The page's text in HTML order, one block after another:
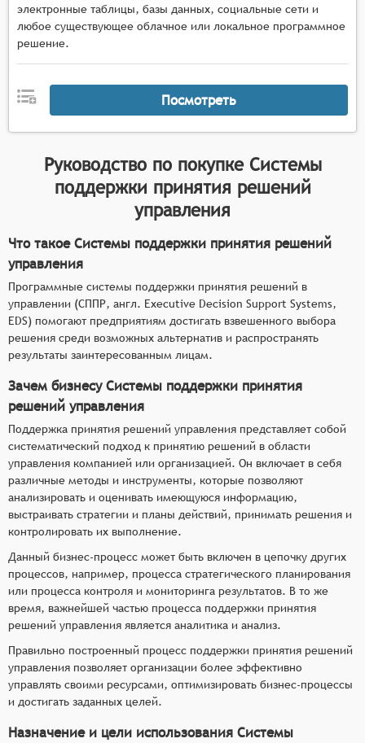
электронные таблицы, базы данных, социальные сети и
любое существующее облачное или локальное программное
решение.
Посмотреть
Руководство по покупке Системы
поддержки принятия решений
управления
Что такое Системы поддержки принятия решений
управления
Программные системы поддержки принятия решений в
управлении (СППР, англ. Executive Decision Support Systems,
EDS) помогают предприятиям достигать взвешенного выбора
решения среди возможных альтернатив и распространять
результаты заинтересованным лицам.
Зачем бизнесу Системы поддержки принятия
решений управления
Поддержка принятия решений управления представляет собой
систематический подход к принятию решений в области
управления компанией или организацией. Он включает в себя
различные методы и инструменты, которые позволяют
анализировать и оценивать имеющуюся информацию,
выстраивать стратегии и планы действий, принимать решения и
контролировать их выполнение.
Данный бизнес-процесс может быть включен в цепочку других
процессов, например, процесса стратегического планирования
или процесса контроля и мониторинга результатов. В то же
время, важнейшей частью процесса поддержки принятия
решений управления является аналитика и анализ.
Правильно построенный процесс поддержки принятия решений
управления позволяет организации более эффективно
управлять своими ресурсами, оптимизировать бизнес-процессы
и достигать заданных целей.
Назначение и цели использования Системы